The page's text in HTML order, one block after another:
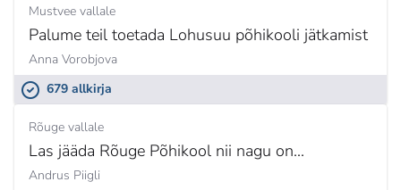
Mustvee vallale
Palume teil toetada Lohusuu põhikooli jätkamist
Anna Vorobjova
679 allkirja
Rõuge vallale
Las jääda Rõuge Põhikool nii nagu on...
Andrus Piigli